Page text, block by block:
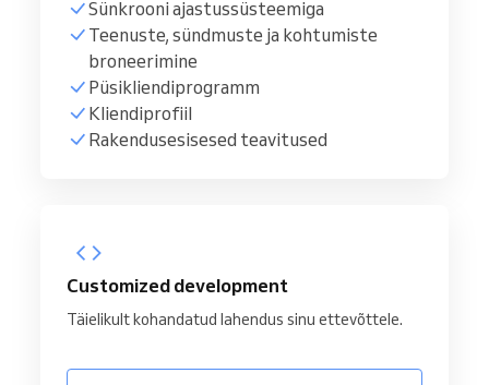
Sünkrooni ajastussüsteemiga
Teenuste, sündmuste ja kohtumiste
broneerimine
Püsikliendiprogramm
Kliendiprofiil
Rakendusesisesed teavitused
Customized development
Täielikult kohandatud lahendus sinu ettevõttele.